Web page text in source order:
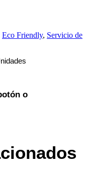
Eco Friendly, Servicio de
o